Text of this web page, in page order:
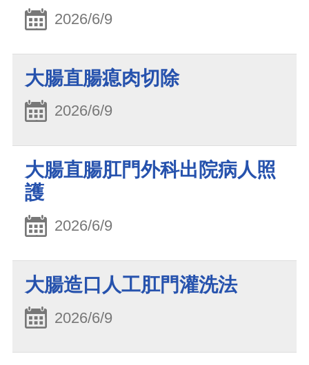
2026/6/9
大腸直腸瘜肉切除
2026/6/9
大腸直腸肛門外科出院病人照
護
2026/6/9
大腸造口人工肛門灌洗法
2026/6/9